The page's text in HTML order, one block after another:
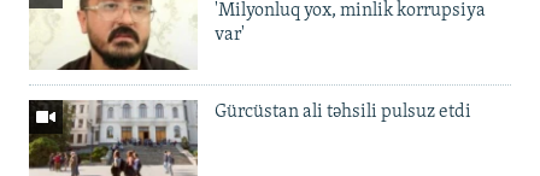
'Milyonluq yox, minlik korrupsiya
var'
Gürcüstan ali təhsili pulsuz etdi